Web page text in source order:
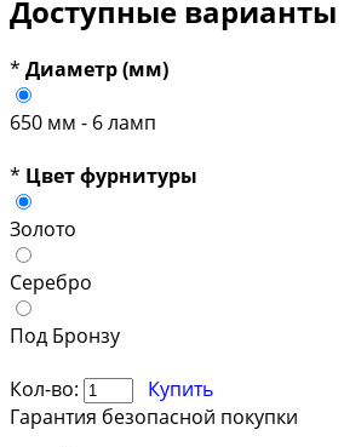
Доступные варианты
* Диаметр (мм)
650 мм - 6 ламп
* Цвет фурнитуры
Золото
Серебро
Под Бронзу
Кол-во:
Купить
Гарантия безопасной покупки